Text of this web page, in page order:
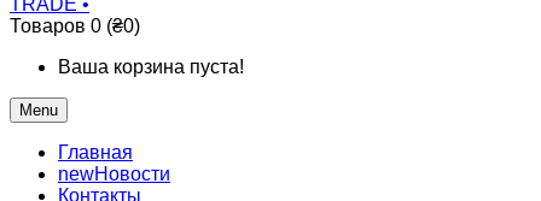
TRADE •
Товаров 0 (₴0)
Ваша корзина пуста!
Menu
Главная
newНовости
Контакты